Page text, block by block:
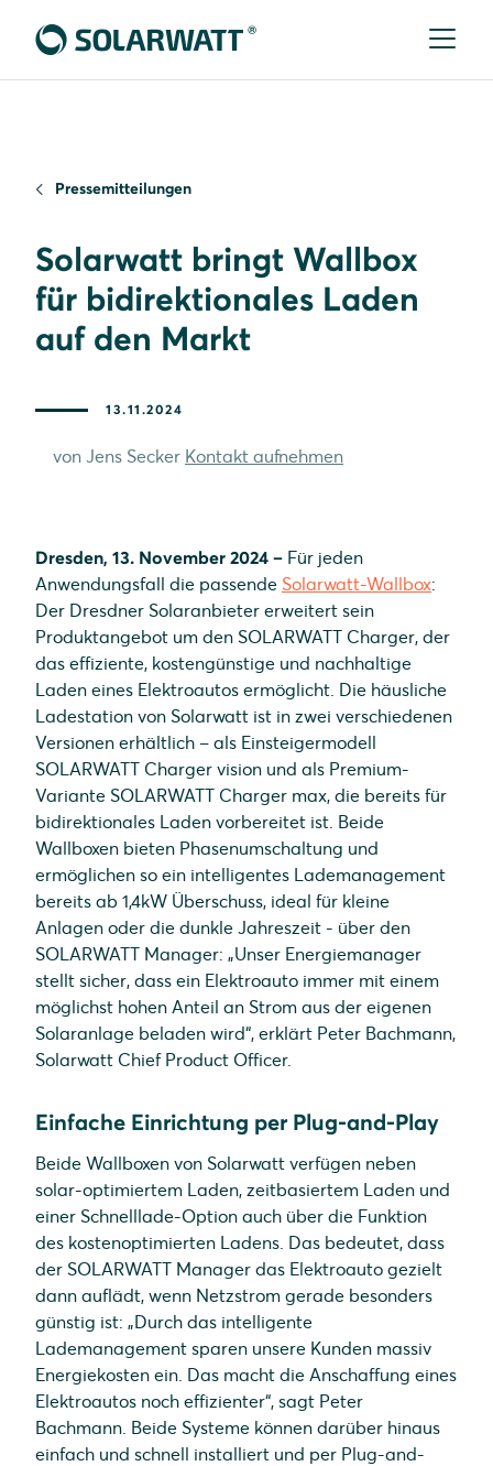
Pressemitteilungen
Solarwatt bringt Wallbox
für bidirektionales Laden
auf den Markt
13.11.2024
von Jens Secker Kontakt aufnehmen
Dresden, 13. November 2024 – Für jeden
Anwendungsfall die passende Solarwatt-Wallbox:
Der Dresdner Solaranbieter erweitert sein
Produktangebot um den SOLARWATT Charger, der
das effiziente, kostengünstige und nachhaltige
Laden eines Elektroautos ermöglicht. Die häusliche
Ladestation von Solarwatt ist in zwei verschiedenen
Versionen erhältlich – als Einsteigermodell
SOLARWATT Charger vision und als Premium-
Variante SOLARWATT Charger max, die bereits für
bidirektionales Laden vorbereitet ist. Beide
Wallboxen bieten Phasenumschaltung und
ermöglichen so ein intelligentes Lademanagement
bereits ab 1,4kW Überschuss, ideal für kleine
Anlagen oder die dunkle Jahreszeit - über den
SOLARWATT Manager: „Unser Energiemanager
stellt sicher, dass ein Elektroauto immer mit einem
möglichst hohen Anteil an Strom aus der eigenen
Solaranlage beladen wird“, erklärt Peter Bachmann,
Solarwatt Chief Product Officer.
Einfache Einrichtung per Plug-and-Play
Beide Wallboxen von Solarwatt verfügen neben
solar-optimiertem Laden, zeitbasiertem Laden und
einer Schnelllade-Option auch über die Funktion
des kostenoptimierten Ladens. Das bedeutet, dass
der SOLARWATT Manager das Elektroauto gezielt
dann auflädt, wenn Netzstrom gerade besonders
günstig ist: „Durch das intelligente
Lademanagement sparen unsere Kunden massiv
Energiekosten ein. Das macht die Anschaffung eines
Elektroautos noch effizienter“, sagt Peter
Bachmann. Beide Systeme können darüber hinaus
einfach und schnell installiert und per Plug-and-